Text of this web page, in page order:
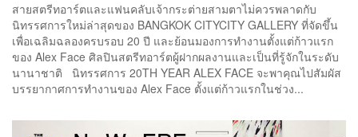
สายสตรีทอาร์ตและแฟนคลับเจ้ากระต่ายสามตาไม่ควรพลาดกับ
นิทรรศการใหม่ล่าสุดของ BANGKOK CITYCITY GALLERY ที่จัดขึ้น
เพื่อเฉลิมฉลองครบรอบ 20 ปี และย้อนมองการทำงานตั้งแต่ก้าวแรก
ของ Alex Face ศิลปินสตรีทอาร์ตผู้ฝากผลงานและเป็นที่รู้จักในระดับ
นานาชาติ นิทรรศการ 20TH YEAR ALEX FACE จะพาคุณไปสัมผัส
บรรยากาศการทำงานของ Alex Face ตั้งแต่ก้าวแรกในช่วง...